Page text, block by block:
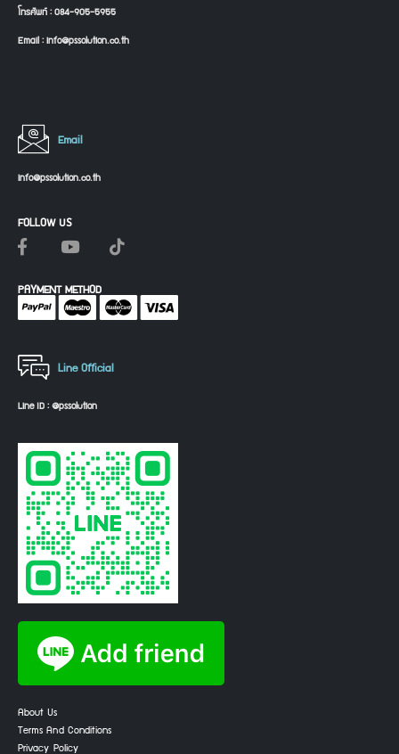
โทรศัพท์ : 084-905-5955
Email : info@pssolution.co.th
Line Official
Line ID : @pssolution
About Us
Terms And Conditions
Privacy Policy
Email
info@pssolution.co.th
FOLLOW US
PAYMENT METHOD